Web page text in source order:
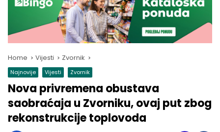
Home Vijesti Zvornik
Najnovije Vijesti Zvornik
Nova privremena obustava
saobraćaja u Zvorniku, ovaj put zbog
rekonstrukcije toplovoda